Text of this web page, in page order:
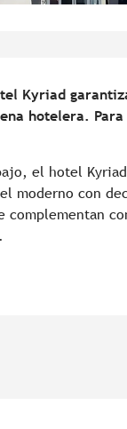
Kyriad
hotelera.
el hotel
moderno con
complementan